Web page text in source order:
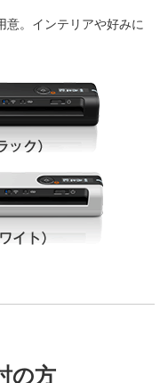
意。インテリアや好みに
の方